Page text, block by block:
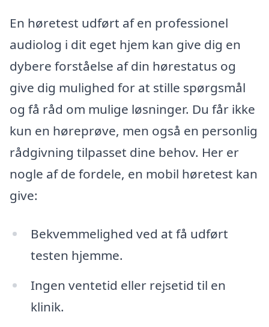
En høretest udført af en professionel
audiolog i dit eget hjem kan give dig en
dybere forståelse af din hørestatus og
give dig mulighed for at stille spørgsmål
og få råd om mulige løsninger. Du får ikke
kun en høreprøve, men også en personlig
rådgivning tilpasset dine behov. Her er
nogle af de fordele, en mobil høretest kan
give:
Bekvemmelighed ved at få udført
testen hjemme.
Ingen ventetid eller rejsetid til en
klinik.